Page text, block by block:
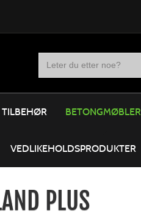
TILBEHØR BETONGMØBLER
VEDLIKEHOLDSPRODUKTER
PLUS